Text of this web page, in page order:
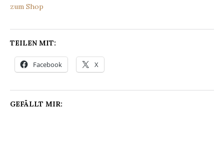
zum Shop
TEILEN MIT:
Facebook X
GEFÄLLT MIR: